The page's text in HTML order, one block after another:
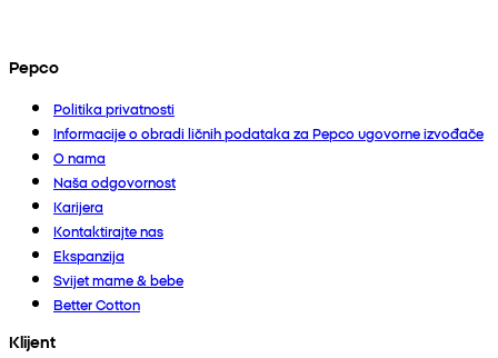
Pepco
Politika privatnosti
Informacije o obradi ličnih podataka za Pepco ugovorne izvođače
O nama
Naša odgovornost
Karijera
Kontaktirajte nas
Ekspanzija
Svijet mame & bebe
Better Cotton
Klijent